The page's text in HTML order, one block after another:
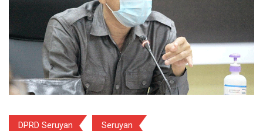
DPRD Seruyan Seruyan